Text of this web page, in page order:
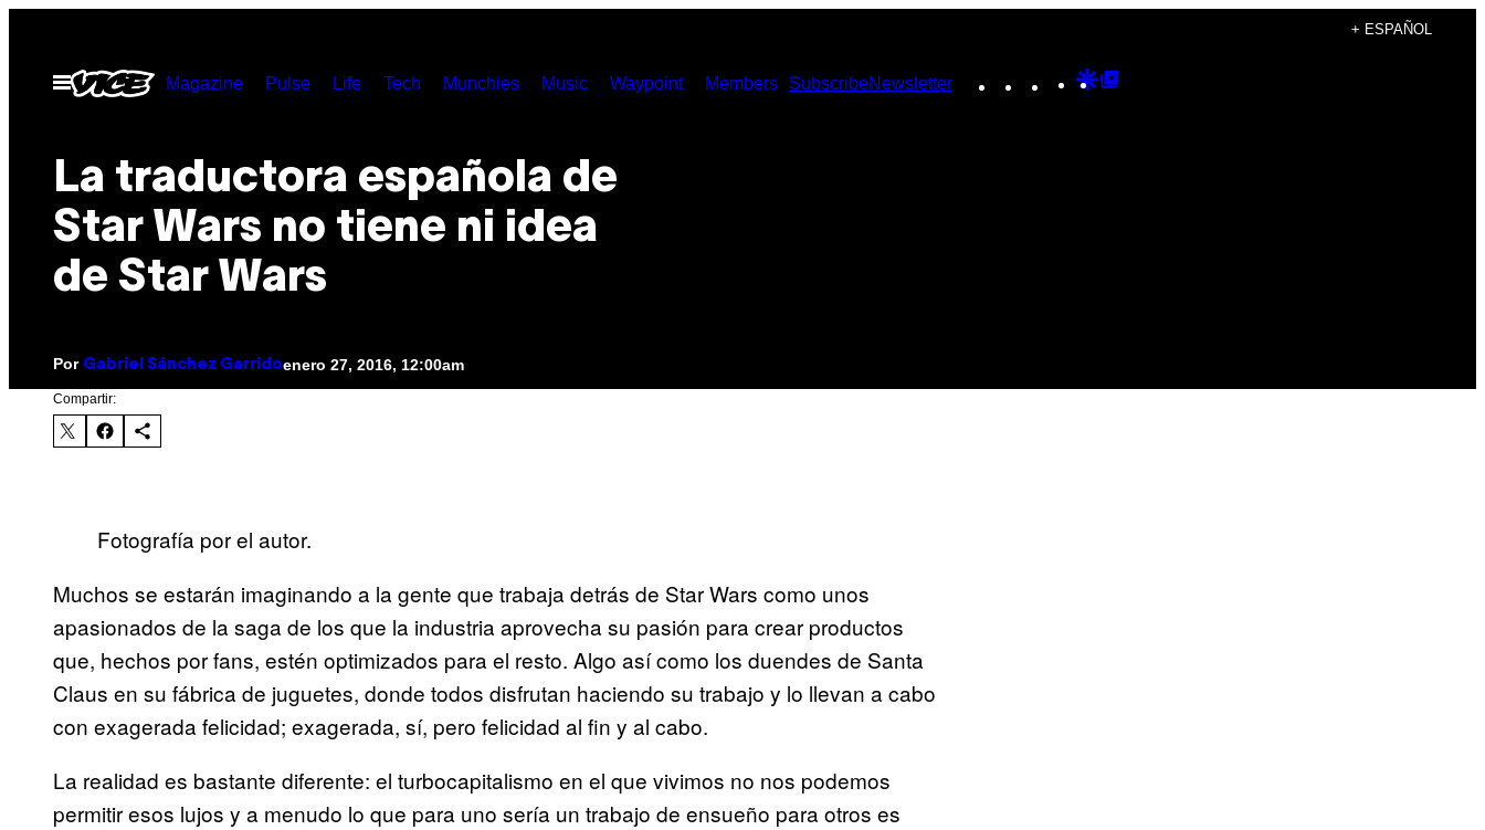
contenido
+ ESPAÑOL
Abrir
Menú
Magazine Pulse Life Tech Munchies Music Waypoint Members SubscribeNewsletter Instagram
TikTokYouTube
Google
La traductora española de
Star Wars no tiene ni idea
de Star Wars
Por Gabriel Sánchez Garridoenero 27, 2016, 12:00am
Compartir:
Fotografía por el autor.
Muchos se estarán imaginando a la gente que trabaja detrás de Star Wars como unos
apasionados de la saga de los que la industria aprovecha su pasión para crear productos
que, hechos por fans, estén optimizados para el resto. Algo así como los duendes de Santa
Claus en su fábrica de juguetes, donde todos disfrutan haciendo su trabajo y lo llevan a cabo
con exagerada felicidad; exagerada, sí, pero felicidad al fin y al cabo.
La realidad es bastante diferente: el turbocapitalismo en el que vivimos no nos podemos
permitir esos lujos y a menudo lo que para uno sería un trabajo de ensueño para otros es